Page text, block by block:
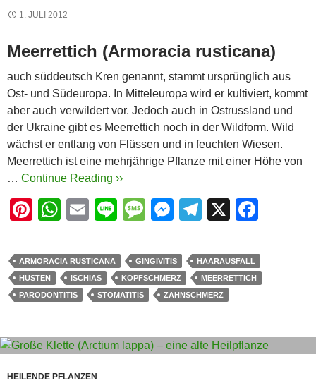
1. JULI 2012
Meerrettich (Armoracia rusticana)
auch süddeutsch Kren genannt, stammt ursprünglich aus
Ost- und Südeuropa. In Mitteleuropa wird er kultiviert, kommt
aber auch verwildert vor. Jedoch auch in Ostrussland und
der Ukraine gibt es Meerrettich noch in der Wildform. Wild
wächst er entlang von Flüssen und in feuchten Wiesen.
Meerrettich ist eine mehrjährige Pflanze mit einer Höhe von
… Continue Reading ››
Pi
er
e
st
W
at
s
A
p
E
ail
Li
e
M
ss
a
g
M
ss
e
n
er
T
e
gr
a
X
c
e
o
ARMORACIA RUSTICANA GINGIVITIS
HAARAUSFALL
HUSTEN
ISCHIAS KOPFSCHMERZ
MEERRETTICH
PARODONTITIS
STOMATITIS ZAHNSCHMERZ
HEILENDE PFLANZEN